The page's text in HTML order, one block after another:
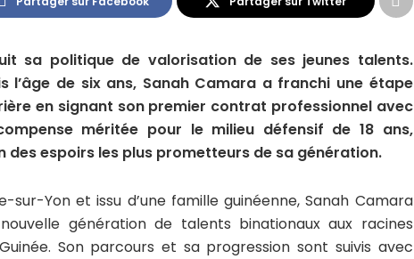
sa politique de valorisation de ses jeunes talents.
l’âge de six ans, Sanah Camara a franchi une étape
en signant son premier contrat professionnel avec
méritée pour le milieu défensif de 18 ans,
des espoirs les plus prometteurs de sa génération.
sur-Yon et issu d’une famille guinéenne, Sanah Camara
génération de talents binationaux aux racines
Son parcours et sa progression sont suivis avec